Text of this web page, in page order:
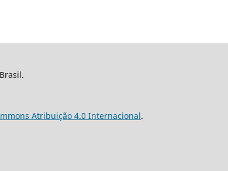
Atribuição 4.0 Internacional.